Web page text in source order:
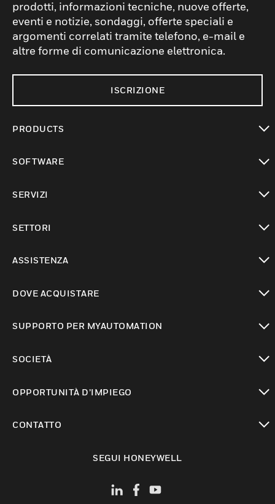
prodotti, informazioni tecniche, nuove offerte,
eventi e notizie, sondaggi, offerte speciali e
argomenti correlati tramite telefono, e-mail e
altre forme di comunicazione elettronica.
ISCRIZIONE
PRODUCTS
SOFTWARE
SERVIZI
SETTORI
ASSISTENZA
DOVE ACQUISTARE
SUPPORTO PER MYAUTOMATION
SOCIETÀ
OPPORTUNITÀ D’IMPIEGO
CONTATTO
SEGUI HONEYWELL